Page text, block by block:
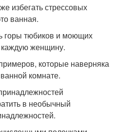
избегать стрессовых
ванная.
горы тюбиков и моющих
каждую женщину.
которые наверняка
комнате.
в необычный